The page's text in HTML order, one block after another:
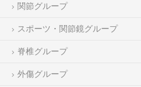
関節グループ
スポーツ・関節鏡グループ
脊椎グループ
外傷グループ